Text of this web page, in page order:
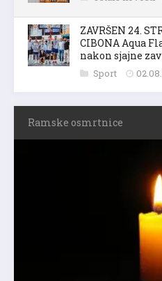
ZAVRŠEN 24.
CIBONA Aqua
nakon sjajne
Sport
Ramske osmrtnice